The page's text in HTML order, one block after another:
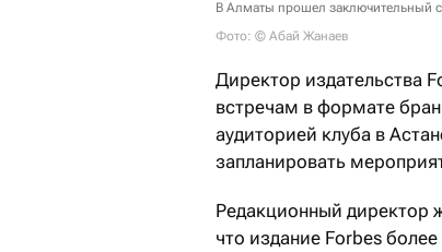
В Алматы прошел заключительный
Фото: © Абай Жанаев
Директор издательства
встречам в формате
аудиторией клуба в
запланировать
Редакционный директор
что издание Forbes